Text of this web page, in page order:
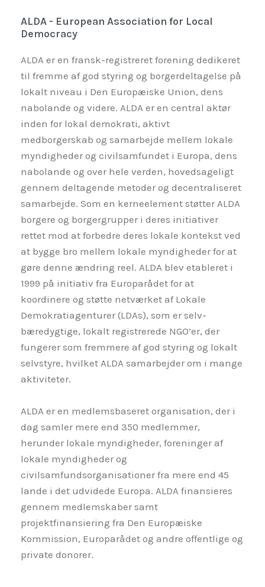
ALDA - European Association for Local
Democracy
ALDA er en fransk-registreret forening dedikeret
til fremme af god styring og borgerdeltagelse på
lokalt niveau i Den Europæiske Union, dens
nabolande og videre. ALDA er en central aktør
inden for lokal demokrati, aktivt
medborgerskab og samarbejde mellem lokale
myndigheder og civilsamfundet i Europa, dens
nabolande og over hele verden, hovedsageligt
gennem deltagende metoder og decentraliseret
samarbejde. Som en kerneelement støtter ALDA
borgere og borgergrupper i deres initiativer
rettet mod at forbedre deres lokale kontekst ved
at bygge bro mellem lokale myndigheder for at
gøre denne ændring reel. ALDA blev etableret i
1999 på initiativ fra Europarådet for at
koordinere og støtte netværket af Lokale
Demokratiagenturer (LDAs), som er selv-
bæredygtige, lokalt registrerede NGO’er, der
fungerer som fremmere af god styring og lokalt
selvstyre, hvilket ALDA samarbejder om i mange
aktiviteter.
ALDA er en medlemsbaseret organisation, der i
dag samler mere end 350 medlemmer,
herunder lokale myndigheder, foreninger af
lokale myndigheder og
civilsamfundsorganisationer fra mere end 45
lande i det udvidede Europa. ALDA finansieres
gennem medlemskaber samt
projektfinansiering fra Den Europæiske
Kommission, Europarådet og andre offentlige og
private donorer.